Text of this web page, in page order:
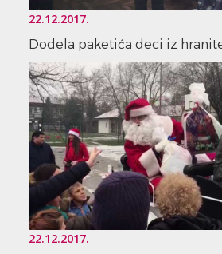
22.12.2017.
Dodela paketića deci iz
22.12.2017.